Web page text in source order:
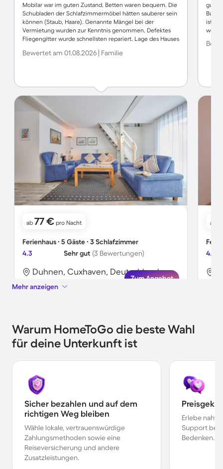
Mobilar war im guten Zustand. Betten waren bequem. Die
Schubladen der Schlafzimmermöbel hätten sauberer sein
können (Staub, Haare). Genannte Mängel bei der
Vermietung wurden zur Kenntnis genommen. Defektes
Fliegengitter wurde schnellsten repariert. Lage des Hauses
Grundstück parken konnten. Der Garten war nicht
Bewertet am 01.08.2026 | Familie
ab 77 € pro Nacht
Ferienhaus ∙ 5 Gäste ∙ 3 Schlafzimmer
4.3
Sehr gut (3 Bewertungen)
Duhnen, Cuxhaven, Deutschland
Zum Angebot
gut
ist
wert
ab
4.0
Mehr anzeigen
Warum HomeToGo die beste Wahl
für deine Unterkunft ist
Sicher bezahlen und auf dem
richtigen Weg bleiben
Wähle lokale, vertrauenswürdige
Zahlungsmethoden sowie eine
Reiseversicherung und andere
Zusatzleistungen.
Erlebe
Support bei
Bedenken.